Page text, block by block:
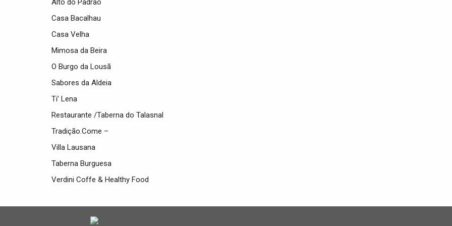
Alto do Padrão
Casa Bacalhau
Casa Velha
Mimosa da Beira
O Burgo da Lousã
Sabores da Aldeia
Ti’ Lena
Restaurante /Taberna do Talasnal
Tradição.Come –
Villa Lausana
Taberna Burguesa
Verdini Coffe & Healthy Food